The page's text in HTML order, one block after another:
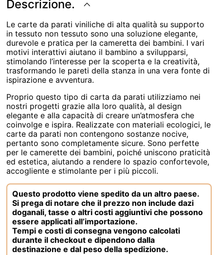
Descrizione.
Le carte da parati viniliche di alta qualità su supporto
in tessuto non tessuto sono una soluzione elegante,
durevole e pratica per la cameretta dei bambini. I vari
motivi interattivi aiutano il bambino a svilupparsi,
stimolando l’interesse per la scoperta e la creatività,
trasformando le pareti della stanza in una vera fonte di
ispirazione e avventura.
Proprio questo tipo di carta da parati utilizziamo nei
nostri progetti grazie alla loro qualità, al design
elegante e alla capacità di creare un’atmosfera che
coinvolge e ispira. Realizzate con materiali ecologici, le
carte da parati non contengono sostanze nocive,
pertanto sono completamente sicure. Sono perfette
per le camerette dei bambini, poiché uniscono praticità
ed estetica, aiutando a rendere lo spazio confortevole,
accogliente e stimolante per i più piccoli.
Questo prodotto viene spedito da un altro paese.
Si prega di notare che il prezzo non include dazi
doganali, tasse o altri costi aggiuntivi che possono
essere applicati all’importazione.
Tempi e costi di consegna vengono calcolati
durante il checkout e dipendono dalla
destinazione e dal peso della spedizione.